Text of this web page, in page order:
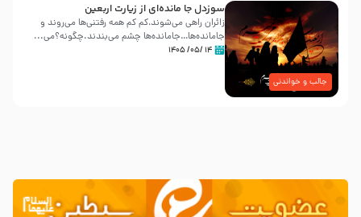
جالب و خواندنی
سوزدل جا مانده‌ای از زیارت اربعین
زائران راهی می‌شوند،کم‌ کم همه رفتنی‌ها می‌روند و
جامانده‌ها…جامانده‌ها چشم می‌بندند.چگونه؟می‌...
۱۴ /۰۵/ ۱۴۰۵